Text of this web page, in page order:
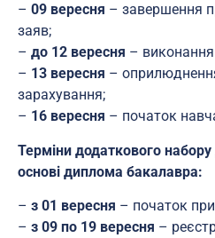
– 09 вересня – завершення
заяв;
– до 12 вересня –
– 13 вересня –
зарахування;
– 16 вересня – початок
Терміни додаткового набору
основі диплома бакалавра:
– з 01 вересня – початок
– з 09 по 19 вересня –